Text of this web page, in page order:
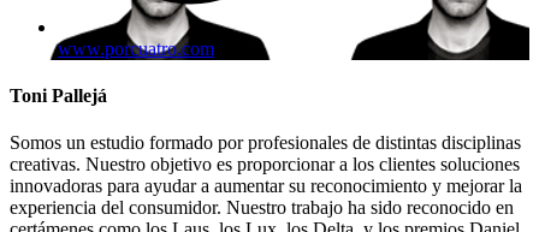
www.porcuatro.com
Toni Pallejá
Somos un estudio formado por profesionales de distintas disciplinas
creativas. Nuestro objetivo es proporcionar a los clientes soluciones
innovadoras para ayudar a aumentar su reconocimiento y mejorar la
experiencia del consumidor. Nuestro trabajo ha sido reconocido en